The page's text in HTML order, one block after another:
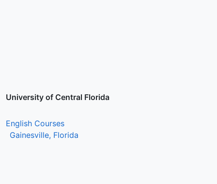
University of Central Florida
English Courses
Gainesville, Florida